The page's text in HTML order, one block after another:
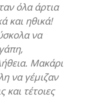
όλα άρτια
και ηθικά!
να
Μακάρι
να γέμιζαν
και τέτοιες